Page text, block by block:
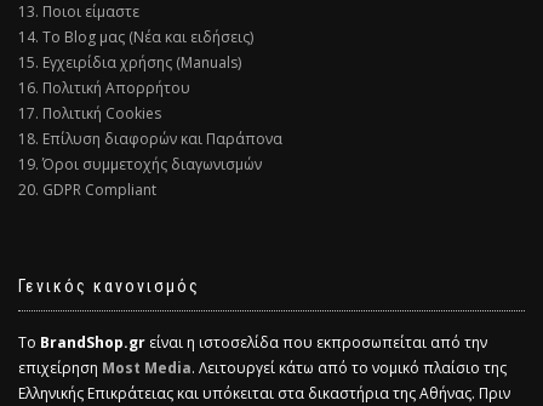
13. Ποιοι είμαστε
14. Το Blog μας (Νέα και ειδήσεις)
15. Εγχειρίδια χρήσης (Manuals)
16. Πολιτική Απορρήτου
17. Πολιτική Cookies
18. Επίλυση διαφορών και Παράπονα
19. Όροι συμμετοχής διαγωνισμών
20. GDPR Compliant
Γενικός κανονισμός
Το BrandShop.gr είναι η ιστοσελίδα που εκπροσωπείται από την
επιχείρηση Most Media. Λειτουργεί κάτω από το νομικό πλαίσιο της
Ελληνικής Επικράτειας και υπόκειται στα δικαστήρια της Αθήνας. Πριν